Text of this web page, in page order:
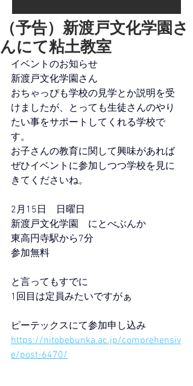
（予告）新渡戸文化学園さ
んにて粘土教室
イベントのお知らせ
新渡戸文化学園さん
おちゃっぴも学校の見学とか説明を受
けましたが、とっても生徒さんのやり
たい事をサポートしてくれる学校で
す。
お子さんの教育に関して興味があれば
ぜひイベントに参加しつつ学校を見に
きてくださいね。
2月15日　日曜日
新渡戸文化学園　にとべぶんか
東高円寺駅から7分
参加無料
と言ってもすでに
1回目は定員みたいですがぁ
ピーテックスにて参加申し込み
https://nitobebunka.ac.jp/comprehensiv
e/post-6470/